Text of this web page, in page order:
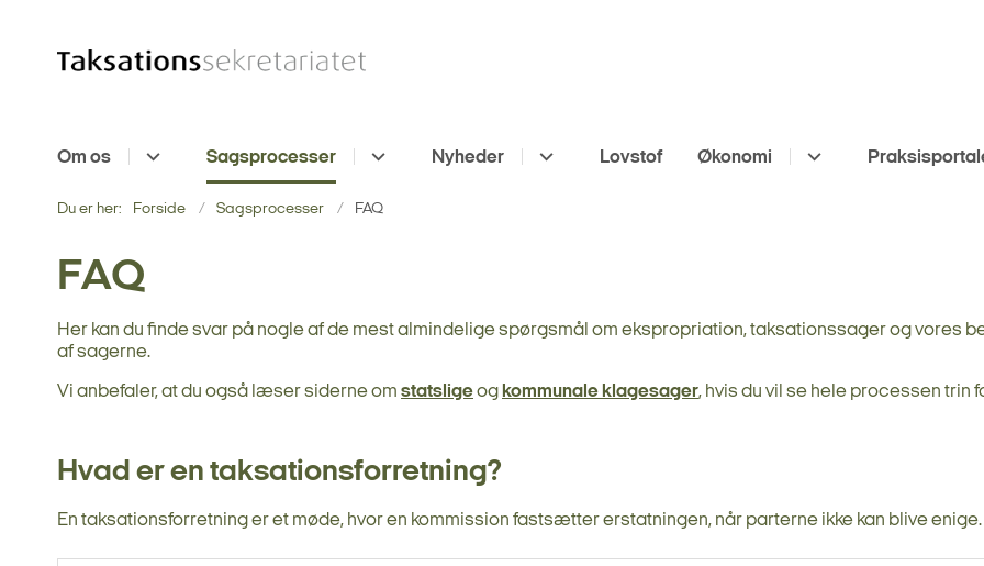
Om os Sagsprocesser Nyheder Lovstof Økonomi
Du er her: Forside Sagsprocesser FAQ
FAQ
Her kan du finde svar på nogle af de mest almindelige spørgsmål om ekspropriation, taksationssager og vores
af sagerne.
Vi anbefaler, at du også læser siderne om statsligeogkommunale klagesager, hvis du vil se hele processen trin
Hvad er en taksationsforretning?
En taksationsforretning er et møde, hvor en kommission fastsætter erstatningen, når parterne ikke kan blive enige.